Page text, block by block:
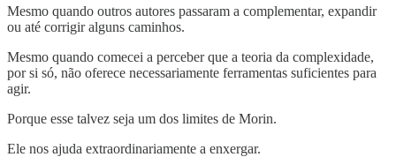
Mesmo quando outros autores passaram a complementar, expandir
ou até corrigir alguns caminhos.
Mesmo quando comecei a perceber que a teoria da complexidade,
por si só, não oferece necessariamente ferramentas suficientes para
agir.
Porque esse talvez seja um dos limites de Morin.
Ele nos ajuda extraordinariamente a enxergar.